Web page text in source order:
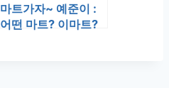
마트가자~ 예준이 :
어떤 마트? 이마트?